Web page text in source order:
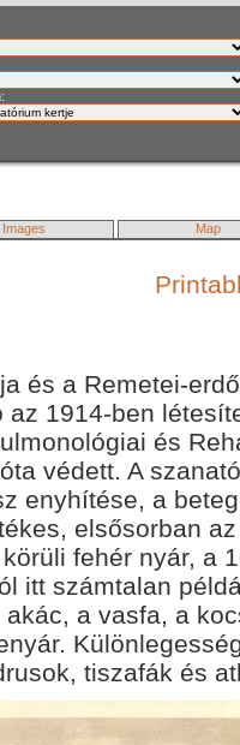
Images Map
és a Remetei-
az 1914-ben
és
védett. A
enyhítése, a
elsősorban
fehér nyár, a
itt számtalan
a vasfa, a
tiszafák és